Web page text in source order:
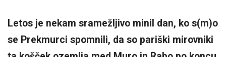
Letos je nekam sramežljivo minil dan, ko s(m)o
se Prekmurci spomnili, da so pariški mirovniki